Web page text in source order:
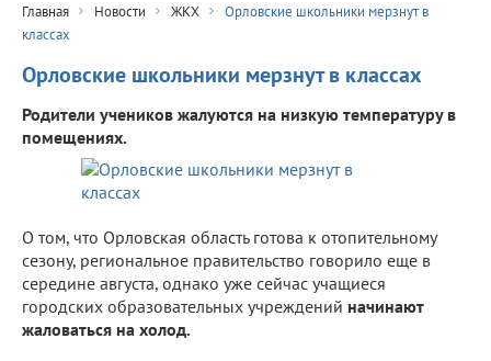
Главная Новости ЖКХ
Орловские школьники мерзнут в
классах
Орловские школьники мерзнут в классах
Родители учеников жалуются на низкую температуру в
помещениях.
О том, что Орловская область готова к отопительному
сезону, региональное правительство говорило еще в
середине августа, однако уже сейчас учащиеся
городских образовательных учреждений начинают
жаловаться на холод.